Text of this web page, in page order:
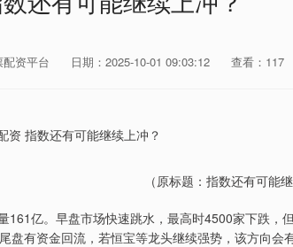
资平台 日期：2025-10-01 09:03:12 查看：117
（原标题：指数还有可能
亿。早盘市场快速跳水，最高时4500家下跌，
盘有资金回流，若恒宝等龙头继续强势，该方向会